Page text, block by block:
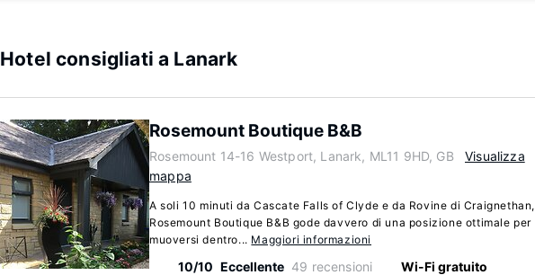
Hotel consigliati a Lanark
Rosemount Boutique B&B
Rosemount 14-16 Westport, Lanark, ML11 9HD, GB
Visualizza
mappa
A soli 10 minuti da Cascate Falls of Clyde e da Rovine di Craignethan,
Rosemount Boutique B&B gode davvero di una posizione ottimale per
muoversi dentro... Maggiori informazioni
10/10 Eccellente 49 recensioni Wi-Fi gratuito